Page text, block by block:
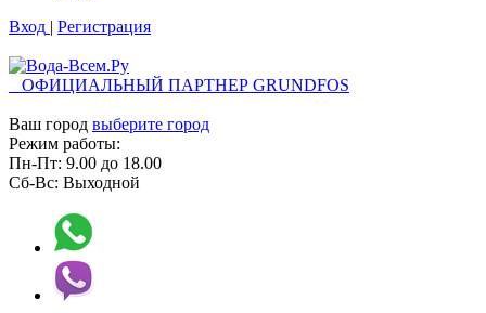
Вход | Регистрация
ОФИЦИАЛЬНЫЙ ПАРТНЕР GRUNDFOS
Ваш город выберите город
Режим работы:
Пн-Пт: 9.00 до 18.00
Сб-Вс: Выходной